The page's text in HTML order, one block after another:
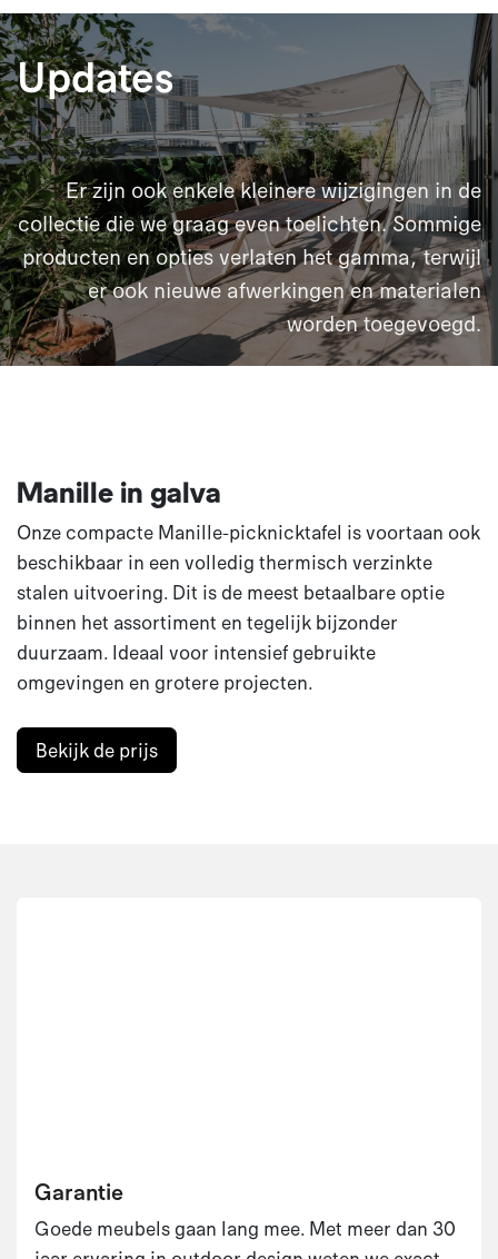
Updates
Er zijn ook enkele kleinere wijzigingen in de
collectie die we graag even toelichten. Sommige
producten en opties verlaten het gamma, terwijl
er ook nieuwe afwerkingen en materialen
worden toegevoegd.​
Manille in galva
Onze compacte Manille-picknicktafel is voortaan ook
beschikbaar in een volledig thermisch verzinkte
stalen uitvoering. Dit is de meest betaalbare optie
binnen het assortiment en tegelijk bijzonder
duurzaam. Ideaal voor intensief gebruikte
omgevingen en grotere projecten.
Bekijk de prijs
Garantie
Goede meubels gaan lang mee. Met meer dan 30